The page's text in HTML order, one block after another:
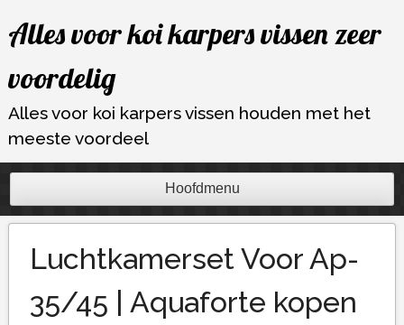
naar
inhoud
Alles voor koi karpers vissen zeer
voordelig
Alles voor koi karpers vissen houden met het
meeste voordeel
Hoofdmenu
Luchtkamerset Voor Ap-
35/45 | Aquaforte kopen